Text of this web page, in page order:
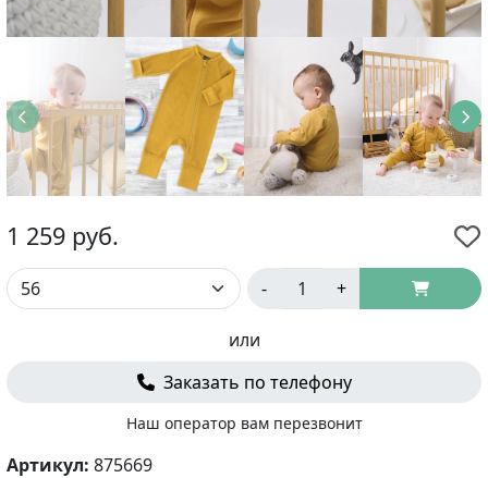
1 259 руб.
- +
или
Заказать по телефону
Наш оператор вам перезвонит
Артикул: 875669